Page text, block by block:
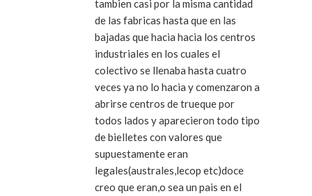
tambien casi por la misma cantidad
de las fabricas hasta que en las
bajadas que hacia hacia los centros
industriales en los cuales el
colectivo se llenaba hasta cuatro
veces ya no lo hacia y comenzaron a
abrirse centros de trueque por
todos lados y aparecieron todo tipo
de bielletes con valores que
supuestamente eran
legales(australes,lecop etc)doce
creo que eran,o sea un pais en el